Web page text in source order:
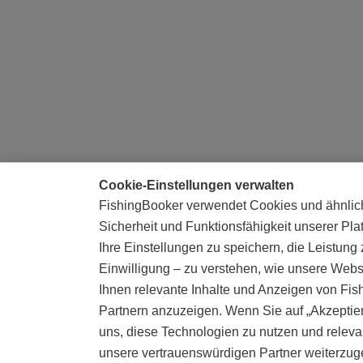
Cookie-Einstellungen verwalten
FishingBooker verwendet Cookies und
Sicherheit und Funktionsfähigkeit unserer
Ihre Einstellungen zu speichern, die Leistung
Einwilligung – zu verstehen, wie unsere
Ihnen relevante Inhalte und Anzeigen von
Partnern anzuzeigen. Wenn Sie auf
uns, diese Technologien zu nutzen und
unsere vertrauenswürdigen Partner